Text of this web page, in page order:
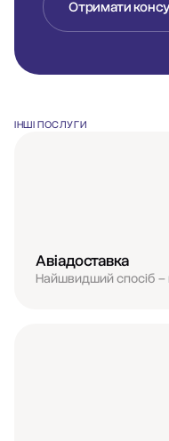
Отримати
ІНШІ ПОСЛУГИ
Авіадоставка
Найшвидший спосіб –